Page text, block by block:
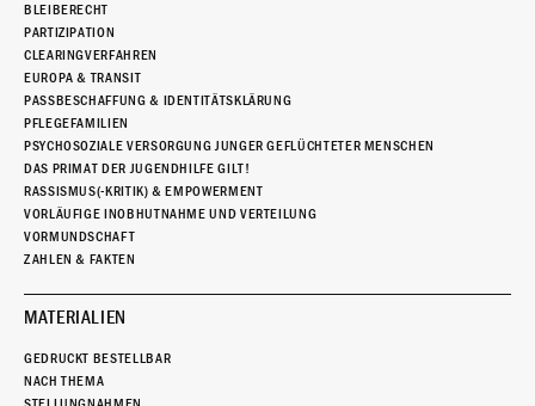
BLEIBERECHT
PARTIZIPATION
CLEARINGVERFAHREN
EUROPA & TRANSIT
PASSBESCHAFFUNG & IDENTITÄTSKLÄRUNG
PFLEGEFAMILIEN
PSYCHOSOZIALE VERSORGUNG JUNGER GEFLÜCHTETER MENSCHEN
DAS PRIMAT DER JUGENDHILFE GILT!
RASSISMUS(-KRITIK) & EMPOWERMENT
VORLÄUFIGE INOBHUTNAHME UND VERTEILUNG
VORMUNDSCHAFT
ZAHLEN & FAKTEN
MATERIALIEN
GEDRUCKT BESTELLBAR
NACH THEMA